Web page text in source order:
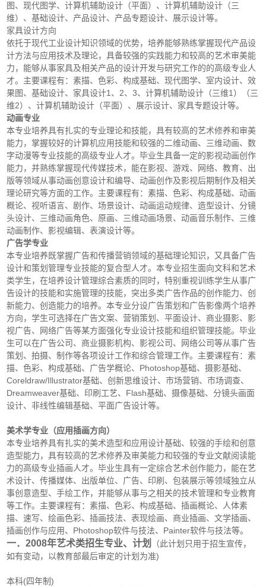
图、现代图学、计算机辅助设计（平面）、计算机辅助设计（三
维）、基础设计、产品设计、产品专题设计、展示设计等。
家具设计方向
依托于现代工业设计知识领域的优势，培养能够熟练掌握现代产品设
计方法与应用技术及理论，具备较强的实践能力和较高的艺术审美能
力，能够从事家具及相关产品的设计开发与研究工作的的高级专业人
才。主要课程有：素描、色彩、构成基础、现代图学、室内设计、效
果图、基础设计、家具设计1、2、3、计算机辅助设计（三维1）（三
维2）、计算机辅助设计（平面）、展示设计、家具专题设计等。
动画专业
本专业培养具有扎实的专业理论和技能，具有较高的艺术修养和审美
能力，掌握较好的计算机应用技能和较强的二维动画、三维动画、数
字动漫等专业技能的高级专业人才。毕业生具备一定的影视动画创作
能力，并熟练掌握现代传媒技术，能在影视、游戏、网络、教育、出
版等领域从事动画创意设计和编导、动画创作及影视后期制作及相关
理论研究等方面的工作。主要课程有：素描、色彩、构成基础、动画
概论、视听语言、剧作、场景设计、动画运动规律、造型设计、分镜
头设计、三维动画角色、原画、三维动画场景、动画音乐制作、三维
动画制作、影视编辑、表演设计等。
广告学专业
本专业培养既掌握广告和传播营销领域的基础理论知识，又具备广告
设计和策划管理专业技能的复合型人才。本专业招生面向文科和艺术
类学生，在培养设计管理综合素质的同时，特别重视训练学生从事广
告设计的技能和实施管理的技能，突出多类广告作品的创作能力、创
新能力、创造能力的培养。本专业分设广告策划和广告影像两个培养
方向，学生可选择在广告文案、营销策划、平面设计、商业摄影、影
视广告、网络广告等某方面强化专业设计技能和组织管理技能。毕业
生可以在广告公司、商业摄影机构、影视公司、网络公司等从事广告
策划、拍摄、制作等各项设计工作和综合管理工作。主要课程有：素
描、色彩、构成基础、广告学概论、Photoshop基础、摄影基础、
Coreldraw/Illustrator基础、创新思维设计、市场营销、市场调查、
Dreamweaver基础、印刷工艺、Flash基础、摄像基础、分镜头画面
设计、非线性编辑基础、平面广告设计等。
美术学专业（应用插画方向）
本专业培养具有扎实的美术造型和应用设计基础、较强的手绘和创意
造型能力，具有较高的艺术修养及审美能力和较强的专业文献阅读能
力的高级专业插画人才。毕业生具有一定综合艺术创作能力，能在艺
术设计、传播媒体、出版单位、广告、印刷、包装展示等领域独立从
事创意造型、手绘工作，并能够从事与之相关的技术管理和专业教育
等工作。主要课程有：素描、色彩、构成基础、插画概论、人体素
描、速写、绘画色彩、插画技法、表现绘画、商业插画、文学插画、
插画创作与应用、Photoshop软件与技法、Painter软件与技法等。
一．2008年艺术类招生专业、计划
（此计划只用于招生宣传，
如有变动，以教育部最后审定的计划为准)
本科(四年制)